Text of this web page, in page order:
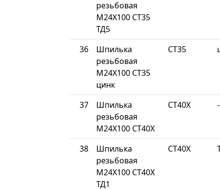
резьбовая
М24Х100 СТ35
ТД5
36
Шпилька
резьбовая
М24Х100 СТ35
цинк
СТ35
37
Шпилька
резьбовая
М24Х100 СТ40Х
СТ40Х -
38
Шпилька
резьбовая
М24Х100 СТ40Х
ТД1
СТ40Х